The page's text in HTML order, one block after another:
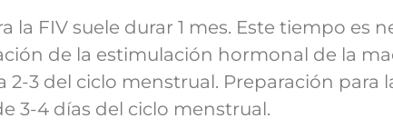
la FIV suele durar 1 mes. Este tiempo es
de la estimulación hormonal de la
2-3 del ciclo menstrual. Preparación
3-4 días del ciclo menstrual.